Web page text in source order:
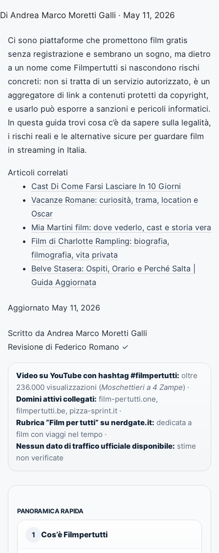
Di Andrea Marco Moretti Galli · May 11, 2026
Ci sono piattaforme che promettono film gratis
senza registrazione e sembrano un sogno, ma dietro
a un nome come Filmpertutti si nascondono rischi
concreti: non si tratta di un servizio autorizzato, è un
aggregatore di link a contenuti protetti da copyright,
e usarlo può esporre a sanzioni e pericoli informatici.
In questa guida trovi cosa c’è da sapere sulla legalità,
i rischi reali e le alternative sicure per guardare film
in streaming in Italia.
Articoli correlati
Cast Di Come Farsi Lasciare In 10 Giorni
Vacanze Romane: curiosità, trama, location e
Oscar
Mia Martini film: dove vederlo, cast e storia vera
Film di Charlotte Rampling: biografia,
filmografia, vita privata
Belve Stasera: Ospiti, Orario e Perché Salta |
Guida Aggiornata
Aggiornato May 11, 2026
Scritto da Andrea Marco Moretti Galli
Revisione di Federico Romano ✓
Video su YouTube con hashtag #filmpertutti: oltre
236.000 visualizzazioni (Moschettieri a 4 Zampe) ·
Domini attivi collegati: film-pertutti.one,
filmpertutti.be, pizza-sprint.it ·
Rubrica “Film per tutti” su nerdgate.it: dedicata a
film con viaggi nel tempo ·
Nessun dato di traffico ufficiale disponibile: stime
non verificate
PANORAMICA RAPIDA
1 Cos’è Filmpertutti